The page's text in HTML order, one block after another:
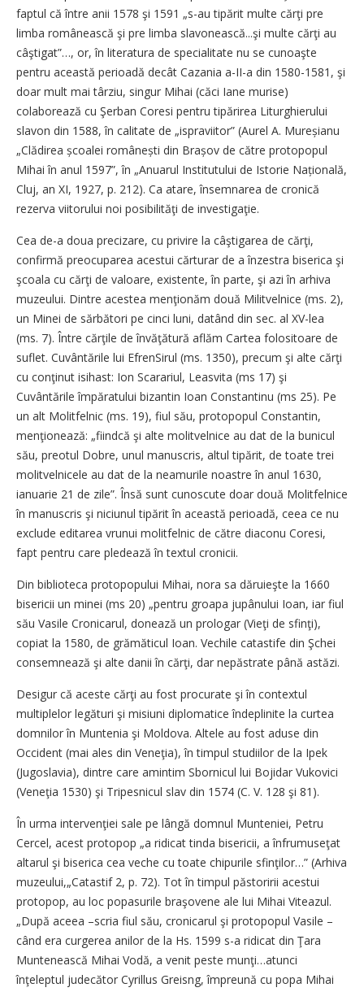
faptul că între anii 1578 şi 1591 „s-au tipărit multe cărţi pre
limba românească şi pre limba slavonească...şi multe cărţi au
câştigat”…, or, în literatura de specialitate nu se cunoaşte
pentru această perioadă decât Cazania a-II-a din 1580-1581, şi
doar mult mai târziu, singur Mihai (căci Iane murise)
colaborează cu Şerban Coresi pentru tipărirea Liturghierului
slavon din 1588, în calitate de „ispraviitor” (Aurel A. Mureșianu
„Clădirea școalei românești din Brașov de către protopopul
Mihai în anul 1597”, în „Anuarul Institutului de Istorie Națională,
Cluj, an XI, 1927, p. 212). Ca atare, însemnarea de cronică
rezerva viitorului noi posibilităţi de investigaţie.
Cea de-a doua precizare, cu privire la câştigarea de cărţi,
confirmă preocuparea acestui cărturar de a înzestra biserica şi
şcoala cu cărţi de valoare, existente, în parte, şi azi în arhiva
muzeului. Dintre acestea menţionăm două Militvelnice (ms. 2),
un Minei de sărbători pe cinci luni, datând din sec. al XV-lea
(ms. 7). Între cărţile de învăţătură aflăm Cartea folositoare de
suflet. Cuvântările lui EfrenSirul (ms. 1350), precum şi alte cărţi
cu conţinut isihast: Ion Scarariul, Leasvita (ms 17) şi
Cuvântările împăratului bizantin Ioan Constantinu (ms 25). Pe
un alt Molitfelnic (ms. 19), fiul său, protopopul Constantin,
menţionează: „fiindcă şi alte molitvelnice au dat de la bunicul
său, preotul Dobre, unul manuscris, altul tipărit, de toate trei
molitvelnicele au dat de la neamurile noastre în anul 1630,
ianuarie 21 de zile”. Însă sunt cunoscute doar două Molitfelnice
în manuscris şi niciunul tipărit în această perioadă, ceea ce nu
exclude editarea vrunui molitfelnic de către diaconu Coresi,
fapt pentru care pledează în textul cronicii.
Din biblioteca protopopului Mihai, nora sa dăruieşte la 1660
bisericii un minei (ms 20) „pentru groapa jupânului Ioan, iar fiul
său Vasile Cronicarul, donează un prologar (Vieţi de sfinţi),
copiat la 1580, de grămăticul Ioan. Vechile catastife din Şchei
consemnează şi alte danii în cărţi, dar nepăstrate până astăzi.
Desigur că aceste cărţi au fost procurate şi în contextul
multiplelor legături şi misiuni diplomatice îndeplinite la curtea
domnilor în Muntenia şi Moldova. Altele au fost aduse din
Occident (mai ales din Veneţia), în timpul studiilor de la Ipek
(Jugoslavia), dintre care amintim Sbornicul lui Bojidar Vukovici
(Veneţia 1530) şi Tripesnicul slav din 1574 (C. V. 128 şi 81).
În urma intervenţiei sale pe lângă domnul Munteniei, Petru
Cercel, acest protopop „a ridicat tinda bisericii, a înfrumuseţat
altarul şi biserica cea veche cu toate chipurile sfinţilor…” (Arhiva
muzeului,„Catastif 2, p. 72). Tot în timpul păstoririi acestui
protopop, au loc popasurile braşovene ale lui Mihai Viteazul.
„După aceea –scria fiul său, cronicarul şi protopopul Vasile –
când era curgerea anilor de la Hs. 1599 s-a ridicat din Ţara
Muntenească Mihai Vodă, a venit peste munţi…atunci
înţeleptul judecător Cyrillus Greisng, împreună cu popa Mihai